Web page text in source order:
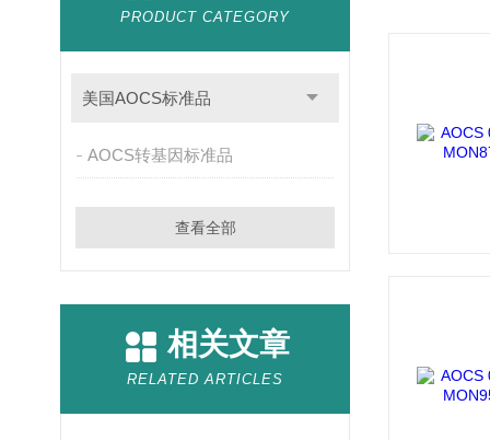
PRODUCT CATEGORY
美国AOCS标准品
AOCS转基因标准品
查看全部
相关文章
RELATED ARTICLES